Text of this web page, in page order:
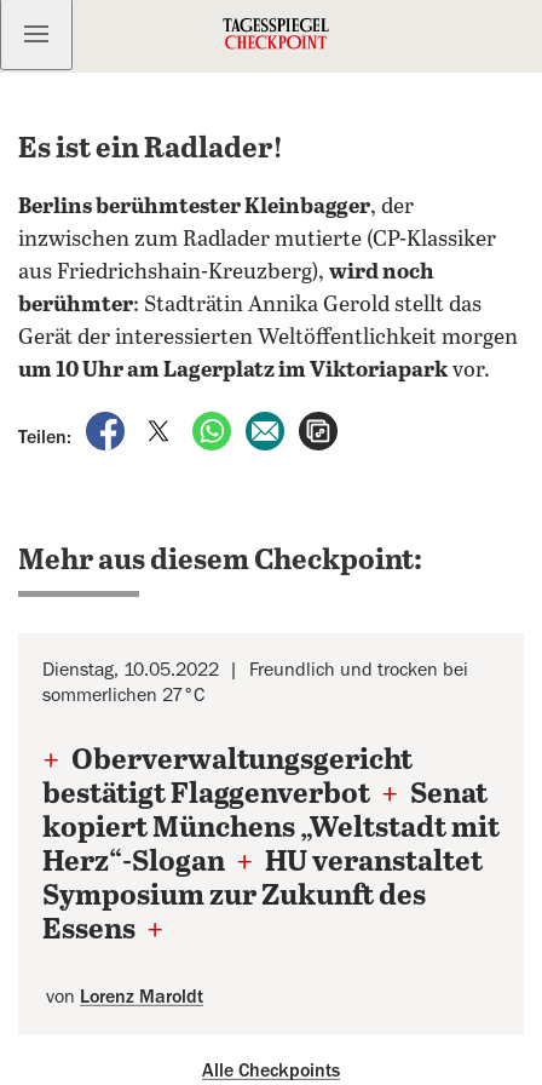
Kostenlos anmelden
Es ist ein Radlader!
Berlins berühmtester Kleinbagger, der
inzwischen zum Radlader mutierte (CP-Klassiker
aus Friedrichshain-Kreuzberg), wird noch
berühmter: Stadträtin Annika Gerold stellt das
Gerät der interessierten Weltöffentlichkeit morgen
um 10 Uhr am Lagerplatz im Viktoriaparkvor.
Teilen:
auf Facebook teilen
auf X teilenper WhatsApp teilen
per E-Mail teilen
Mehr aus diesem Checkpoint:
Dienstag, 10.05.2022
Freundlich und trocken bei
sommerlichen 27°C
+ Oberverwaltungsgericht
bestätigt Flaggenverbot + Senat
kopiert Münchens „Weltstadt mit
Herz“-Slogan + HU veranstaltet
Symposium zur Zukunft des
Essens +
von Lorenz Maroldt
Alle Checkpoints